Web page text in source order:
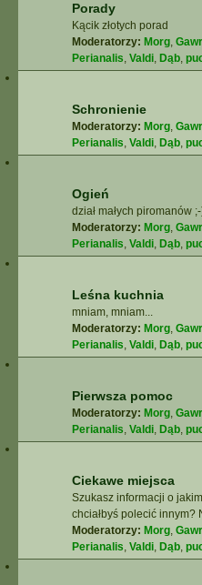
Porady
Kącik złotych porad
Moderatorzy: Morg,
Perianalis, Valdi, Dąb,
Schronienie
Moderatorzy: Morg,
Perianalis, Valdi, Dąb,
Ogień
dział małych piromanów
Moderatorzy: Morg,
Perianalis, Valdi, Dąb,
Leśna kuchnia
mniam, mniam...
Moderatorzy: Morg,
Perianalis, Valdi, Dąb,
Pierwsza pomoc
Moderatorzy: Morg,
Perianalis, Valdi, Dąb,
Ciekawe miejsca
Szukasz informacji o
chciałbyś polecić innym?
Moderatorzy: Morg,
Perianalis, Valdi, Dąb,